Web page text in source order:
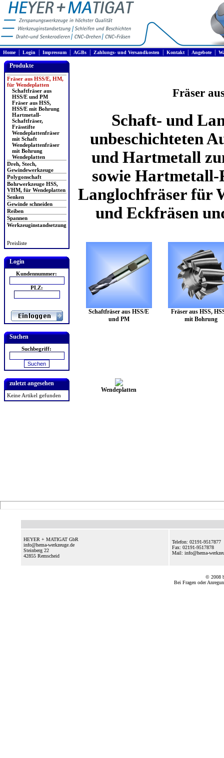
Home| Login Impressum AGBs Zahlungs- und Versandkosten Kontakt| Angebote|
Produkte
Fräser aus HSS/E, HM,
für Wendeplatten
Schaftfräser aus
HSS/E und PM
Fräser aus HSS,
HSS/E mit Bohrung
Hartmetall-
Schaftfräser,
Frässtifte
Wendeplattenfräser
mit Schaft
Wendeplattenfräser
mit Bohrung
Wendeplatten
Dreh, Stech,
Gewindewerkzeuge
Polygonschaft
Bohrwerkzeuge HSS,
VHM, für Wendeplatten
Senken
Gewinde schneiden
Reiben
Spannen
Werkzeuginstandsetzung
Preisliste
Login
Kundennummer:
PLZ:
Suchen
Suchbegriff:
zuletzt angesehen
Keine Artikel gefunden
Fräser
Schaft- und
unbeschichteten
und Hartmetall
sowie Hartmetall-
Langlochfräser für
und Eckfräsen
Schaftfräser aus HSS/E
und PM
Fräser aus HSS,
mit Bohrung
Wendeplatten
HEYER + MATIGAT GbR
info@hema-werkzeuge.de
Steinberg 22
42855 Remscheid
Telefon: 02191-9517877
Fax: 02191-9517878
Mail: info@hema-
© 2008
Bei Fragen oder